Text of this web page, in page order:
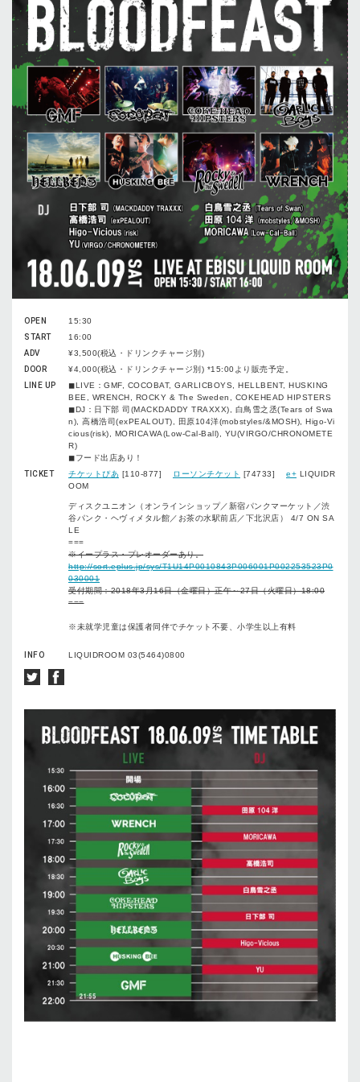
OPEN
15:30
START
16:00
ADV
¥3,500(税込・ドリンクチャージ別)
DOOR
¥4,000(税込・ドリンクチャージ別) *15:00より販売予定。
LINE UP
◼︎LIVE：GMF, COCOBAT, GARLICBOYS, HELLBENT, HUSKING
BEE, WRENCH, ROCKY & The Sweden, COKEHEAD HIPSTERS
◼︎DJ：日下部 司(MACKDADDY TRAXXX), 白鳥雪之丞(Tears of Swa
n), 高橋浩司(exPEALOUT), 田原104洋(mobstyles/&MOSH), Higo-Vi
cious(risk), MORICAWA(Low-Cal-Ball), YU(VIRGO/CHRONOMETE
R)
◼︎フード出店あり！
TICKET
チケットぴあ [110-877] ローソンチケット [74733] e+ LIQUIDR
OOM
ディスクユニオン（オンラインショップ／新宿パンクマーケット／渋
谷パンク・ヘヴィメタル館／お茶の水駅前店／下北沢店） 4/7 ON SA
LE
===
※イープラス・プレオーダーあり。
http://sort.eplus.jp/sys/T1U14P0010843P006001P002253523P0
030001
受付期間：2018年3月16日（金曜日）正午～27日（火曜日）18:00
===
※未就学児童は保護者同伴でチケット不要、小学生以上有料
INFO LIQUIDROOM 03(5464)0800